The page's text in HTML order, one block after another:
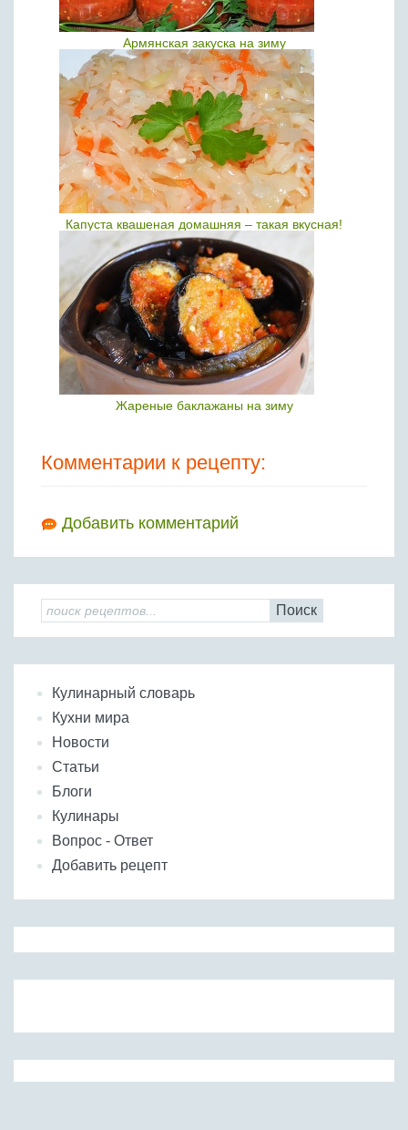
Армянская закуска на зиму
Капуста квашеная домашняя – такая вкусная!
Жареные баклажаны на зиму
Комментарии к рецепту:
Добавить комментарий
Поиск
Кулинарный словарь
Кухни мира
Новости
Статьи
Блоги
Кулинары
Вопрос - Ответ
Добавить рецепт